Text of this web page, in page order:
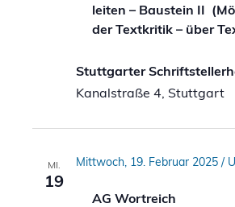
leiten – Baustein II
der Textkritik – über
Stuttgarter
Kanalstraße 4, Stuttgart
MI.
19
AG Wortreich
Mittwoch, 19. Februar 2025 /